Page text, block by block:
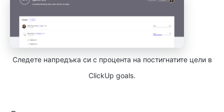
Следете напредъка си с процента на постигнатите цели в
ClickUp goals.